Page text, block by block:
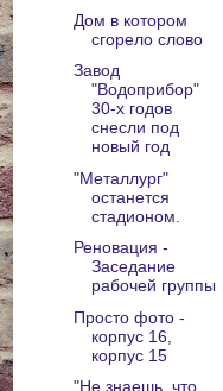
Дом в котором
сгорело слово
Завод
"Водоприбор"
30-х годов
снесли под
новый год
"Металлург"
останется
стадионом.
Реновация -
Заседание
рабочей группы
Просто фото -
корпус 16,
корпус 15
"Не знаешь, что